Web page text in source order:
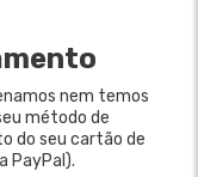
nem temos
método de
do seu cartão de
PayPal).